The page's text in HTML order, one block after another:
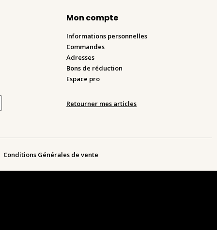
Mon compte
Informations personnelles
Commandes
Adresses
Bons de réduction
Espace pro
Retourner mes articles
Conditions Générales de vente